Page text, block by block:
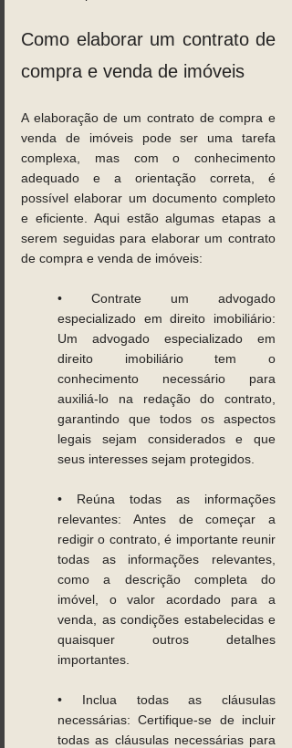
Como elaborar um contrato de
compra e venda de imóveis
A elaboração de um contrato de compra e
venda de imóveis pode ser uma tarefa
complexa, mas com o conhecimento
adequado e a orientação correta, é
possível elaborar um documento completo
e eficiente. Aqui estão algumas etapas a
serem seguidas para elaborar um contrato
de compra e venda de imóveis:
• Contrate um advogado
especializado em direito imobiliário:
Um advogado especializado em
direito imobiliário tem o
conhecimento necessário para
auxiliá-lo na redação do contrato,
garantindo que todos os aspectos
legais sejam considerados e que
seus interesses sejam protegidos.
• Reúna todas as informações
relevantes: Antes de começar a
redigir o contrato, é importante reunir
todas as informações relevantes,
como a descrição completa do
imóvel, o valor acordado para a
venda, as condições estabelecidas e
quaisquer outros detalhes
importantes.
• Inclua todas as cláusulas
necessárias: Certifique-se de incluir
todas as cláusulas necessárias para